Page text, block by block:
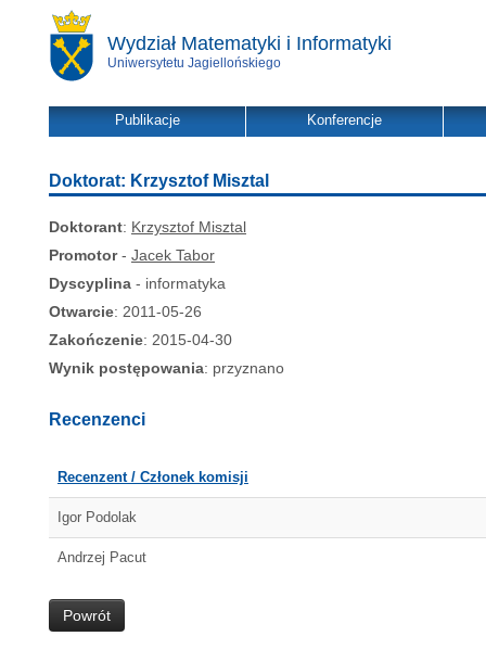
Wydział Matematyki i Informatyki
Uniwersytetu Jagiellońskiego
Publikacje Konferencje
Doktorat: Krzysztof Misztal
Doktorant: Krzysztof Misztal
Promotor- Jacek Tabor
Dyscyplina - informatyka
Otwarcie: 2011-05-26
Zakończenie: 2015-04-30
Wynik postępowania: przyznano
Recenzenci
Recenzent / Członek komisji
Igor Podolak
Andrzej Pacut
Powrót